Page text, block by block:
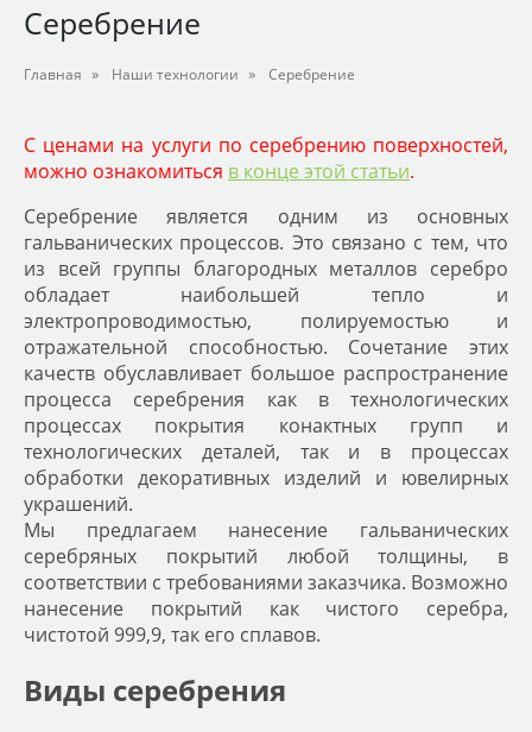
Серебрение
Главная » Наши технологии » Серебрение
С ценами на услуги по серебрению поверхностей,
можно ознакомиться в конце этой статьи.
Серебрение является одним из основных
гальванических процессов. Это связано с тем, что
из всей группы благородных металлов серебро
обладает наибольшей тепло и
электропроводимостью, полируемостью и
отражательной способностью. Сочетание этих
качеств обуславливает большое распространение
процесса серебрения как в технологических
процессах покрытия конактных групп и
технологических деталей, так и в процессах
обработки декоративных изделий и ювелирных
украшений.
Мы предлагаем нанесение гальванических
серебряных покрытий любой толщины, в
соответствии с требованиями заказчика. Возможно
нанесение покрытий как чистого серебра,
чистотой 999,9, так его сплавов.
Виды серебрения